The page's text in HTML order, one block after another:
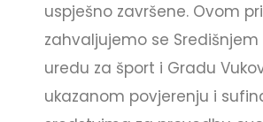
uspješno završene. Ovom
zahvaljujemo se
uredu za šport i Gradu
ukazanom povjerenju i